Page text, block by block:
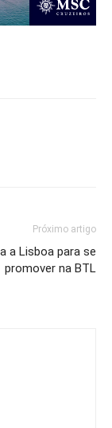
Próximo artigo
a Lisboa para se
promover na BTL